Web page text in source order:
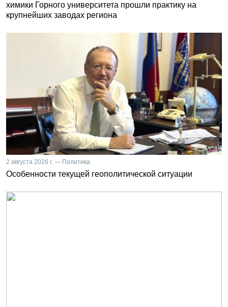
химики Горного университета прошли практику на
крупнейших заводах региона
2 августа 2026 г. — Политика
Особенности текущей геополитической ситуации